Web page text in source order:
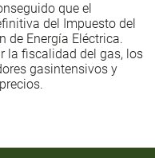
que el
del Impuesto del
de Energía Eléctrica.
la fiscalidad del gas, los
gasintensivos y